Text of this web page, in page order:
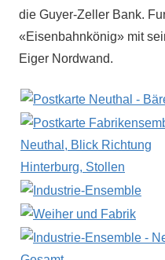
die Guyer-Zeller Bank.
«Eisenbahnkönig» mit
Eiger Nordwand.